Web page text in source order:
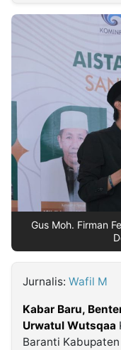
INDONESIA
Insight
Suara
Lens
Daily
Jalan
Idealita
Kita
Dinamikapost.com
Radar
Seedbacklink
Follow
Kabarbaru
Gus Moh. Firman
Jurnalis: Wafil M
Kabar Baru,
Urwatul Wutsqaa
Baranti